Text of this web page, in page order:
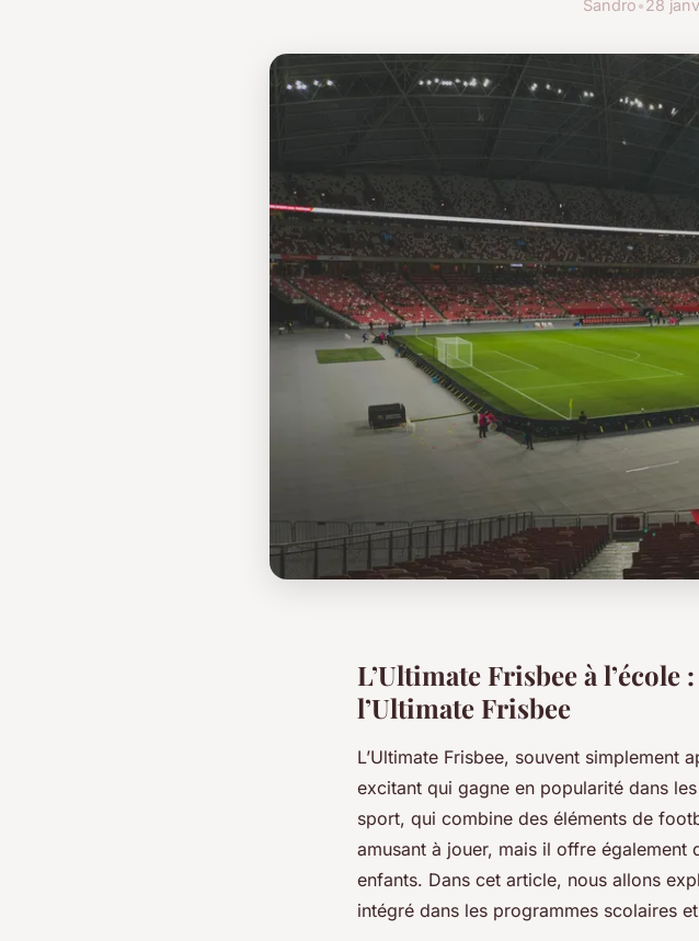
Sandro•28
L’Ultimate Frisbee à
l’Ultimate Frisbee
L’Ultimate Frisbee, souvent simplement
excitant qui gagne en popularité dans
sport, qui combine des éléments de
amusant à jouer, mais il offre
enfants. Dans cet article, nous allons
intégré dans les programmes scolaires